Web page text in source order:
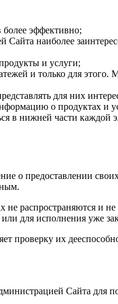
эффективно;
наиболее
и услуги;
и только для
для них
о продуктах и
в нижней части каждой
о предоставлении
распространяются и
для исполнения уже
проверку их
Сайта для